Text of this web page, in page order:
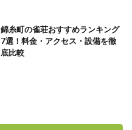
錦糸町の雀荘おすすめランキング
7選！料金・アクセス・設備を徹
底比較